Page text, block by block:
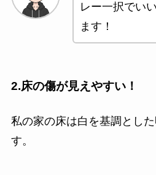
レー一択でい
ます！
2.床の傷が見えやすい！
私の家の床は白を基調とし
す。